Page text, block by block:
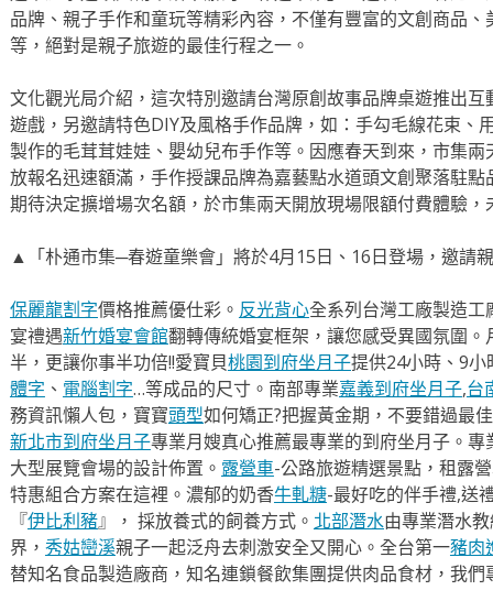
品牌、親子手作和童玩等精彩內容，不僅有豐富的文創商品
等，絕對是親子旅遊的最佳行程之一。
文化觀光局介紹，這次特別邀請台灣原創故事品牌桌遊推出
遊戲，另邀請特色DIY及風格手作品牌，如：手勾毛線花束、
製作的毛茸茸娃娃、嬰幼兒布手作等。因應春天到來，市集
放報名迅速額滿，手作授課品牌為嘉藝點水道頭文創聚落駐
期待決定擴增場次名額，於市集兩天開放現場限額付費體驗
▲「朴通市集─春遊童樂會」將於4月15日、16日登場，邀請
保麗龍割字價格推薦優仕彩。 反光背心全系列台灣工廠製造
宴禮遇新竹婚宴會館翻轉傳統婚宴框架，讓您感受異國氛圍。
半，更讓你事半功倍!!愛寶貝桃園到府坐月子提供24小時、9
體字 、 電腦割字…等成品的尺寸。南部專業嘉義到府坐月子,台
務資訊懶人包，寶寶頭型如何矯正?把握黃金期，不要錯過最
新北市到府坐月子專業月嫂真心推薦最專業的到府坐月子。專
大型展覽會場的設計佈置。 露營車-公路旅遊精選景點，租露
特惠組合方案在這裡。濃郁的奶香牛軋糖-最好吃的伴手禮,送
『伊比利豬』， 採放養式的飼養方式。 北部潛水由專業潛水
界， 秀姑巒溪親子一起泛舟去​刺激安全又開心。全台第一豬肉
替知名食品製造廠商，知名連鎖餐飲集團提供肉品食材，我